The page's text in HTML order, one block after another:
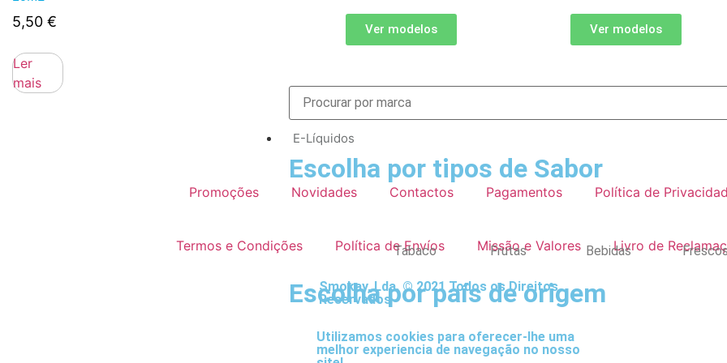
Ver modelos Ver modelos
E-Líquidos
Escolha por tipos de Sabor
Tabaco Frutas Bebidas
Escolha por país de origem
5,50 €
Ler
mais
Promoções Novidades Contactos Pagamentos Política de
Termos e Condições Política de Envíos Missão e Valores Livro de
Smokay, Lda. © 2021 Todos os Direitos
Reservados
Utilizamos cookies para oferecer-lhe uma
melhor experiencia de navegação no nosso